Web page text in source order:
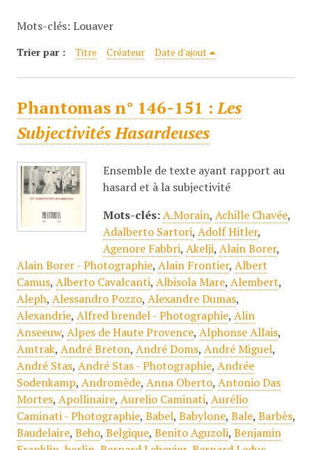
Mots-clés: Louaver
Trier par : Titre Créateur Date d'ajout
Phantomas n° 146-151 :Les
Subjectivités Hasardeuses
Ensemble de texte ayant rapport au
hasard et à la subjectivité
Mots-clés: A.Morain, Achille Chavée,
Adalberto Sartori, Adolf Hitler,
Agenore Fabbri, Akelji, Alain Borer,
Alain Borer - Photographie, Alain Frontier, Albert
Camus, Alberto Cavalcanti, Albisola Mare, Alembert,
Aleph, Alessandro Pozzo, Alexandre Dumas,
Alexandrie, Alfred brendel - Photographie, Alin
Anseeuw, Alpes de Haute Provence, Alphonse Allais,
Amtrak, André Breton, André Doms, André Miguel,
André Stas, André Stas - Photographie, Andrée
Sodenkamp, Andromède, Anna Oberto, Antonio Das
Mortes, Apollinaire, Aurelio Caminati, Aurélio
Caminati - Photographie, Babel, Babylone, Bale, Barbès,
Baudelaire, Beho, Belgique, Benito Aguzoli, Benjamin